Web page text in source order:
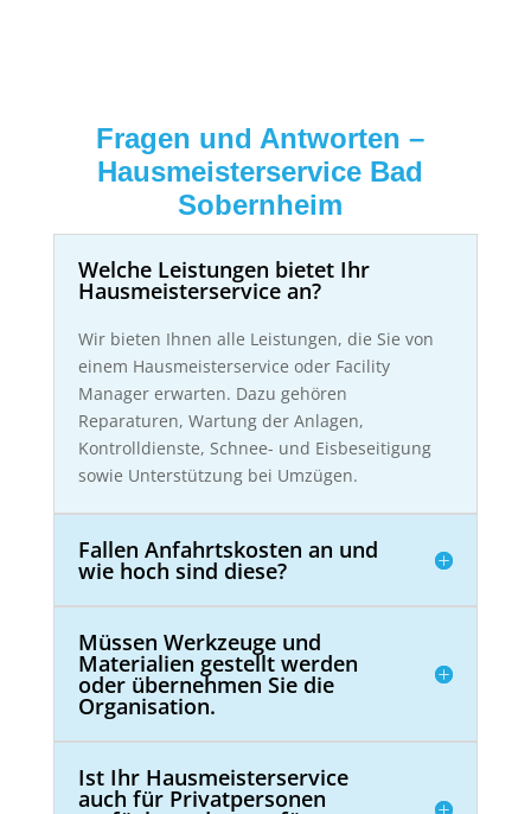
Fragen und Antworten –
Hausmeisterservice Bad
Sobernheim
Welche Leistungen bietet Ihr
Hausmeisterservice an?
Wir bieten Ihnen alle Leistungen, die Sie von
einem Hausmeisterservice oder Facility
Manager erwarten. Dazu gehören
Reparaturen, Wartung der Anlagen,
Kontrolldienste, Schnee- und Eisbeseitigung
sowie Unterstützung bei Umzügen.
Fallen Anfahrtskosten an und
wie hoch sind diese?
Müssen Werkzeuge und
Materialien gestellt werden
oder übernehmen Sie die
Organisation.
Ist Ihr Hausmeisterservice
auch für Privatpersonen